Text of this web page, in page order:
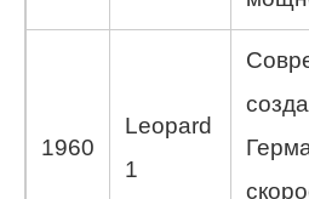
1960
Leopard
1